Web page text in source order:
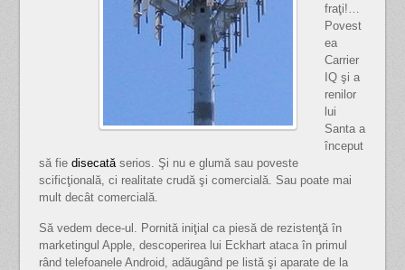
fraţi!…
Povest
ea
Carrier
IQ şi a
renilor
lui
Santa a
început
să fie disecatăserios. Şi nu e glumă sau poveste
scificţională, ci realitate crudă şi comercială. Sau poate mai
mult decât comercială.
Să vedem dece-ul. Pornită iniţial ca piesă de rezistenţă în
marketingul Apple, descoperirea lui Eckhart ataca în primul
rând telefoanele Android, adăugând pe listă şi aparate de la